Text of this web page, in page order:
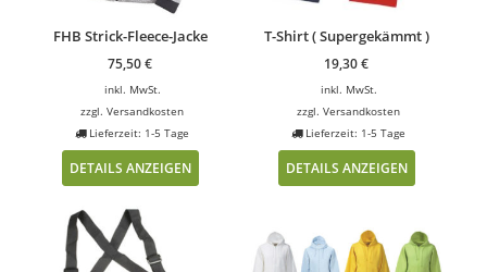
FHB Strick-Fleece-Jacke
75,50€
inkl. MwSt.
zzgl.Versandkosten
Lieferzeit: 1-5 Tage
DETAILS ANZEIGEN
T-Shirt ( Supergekämmt )
19,30€
inkl. MwSt.
zzgl.Versandkosten
Lieferzeit: 1-5 Tage
DETAILS ANZEIGEN